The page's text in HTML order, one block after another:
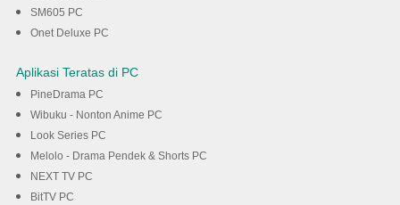
SM605 PC
Onet Deluxe PC
Aplikasi Teratas di PC
PineDrama PC
Wibuku - Nonton Anime PC
Look Series PC
Melolo - Drama Pendek & Shorts PC
NEXT TV PC
BitTV PC